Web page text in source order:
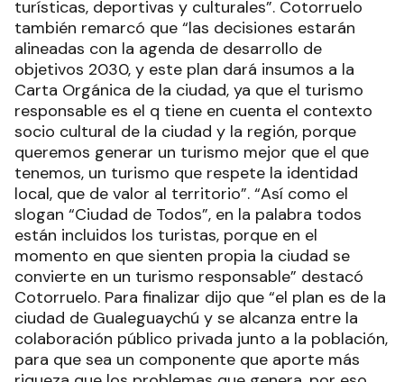
turísticas, deportivas y culturales”. Cotorruelo
también remarcó que “las decisiones estarán
alineadas con la agenda de desarrollo de
objetivos 2030, y este plan dará insumos a la
Carta Orgánica de la ciudad, ya que el turismo
responsable es el q tiene en cuenta el contexto
socio cultural de la ciudad y la región, porque
queremos generar un turismo mejor que el que
tenemos, un turismo que respete la identidad
local, que de valor al territorio”. “Así como el
slogan “Ciudad de Todos”, en la palabra todos
están incluidos los turistas, porque en el
momento en que sienten propia la ciudad se
convierte en un turismo responsable” destacó
Cotorruelo. Para finalizar dijo que “el plan es de la
ciudad de Gualeguaychú y se alcanza entre la
colaboración público privada junto a la población,
para que sea un componente que aporte más